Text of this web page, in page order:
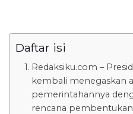
Daftar isi
Redaksiku.com –
kembali menegaskan
pemerintahannya
rencana